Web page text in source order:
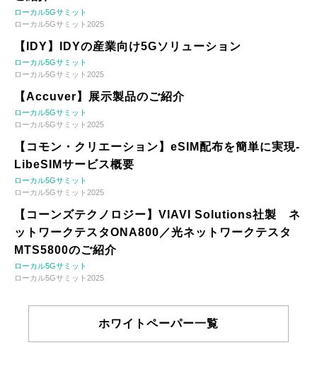
ローカル5Gサミット
ローカル5Gサミット2025
【IDY】IDYの産業向け5Gソリューション
ローカル5Gサミット
ローカル5Gサミット2025
【Accuver】展示製品のご紹介
ローカル5Gサミット
ローカル5Gサミット2025
【コモン・クリエーション】eSIM配布を簡単に実現-
LibeSIMサービス概要
ローカル5Gサミット
ローカル5Gサミット2025
【コーンズテクノロジー】VIAVI Solutions社製 ネ
ットワークテスタONA800／光ネットワークテスタ
MTS5800のご紹介
ローカル5Gサミット
ローカル5Gサミット2025
ホワイトペーパー一覧